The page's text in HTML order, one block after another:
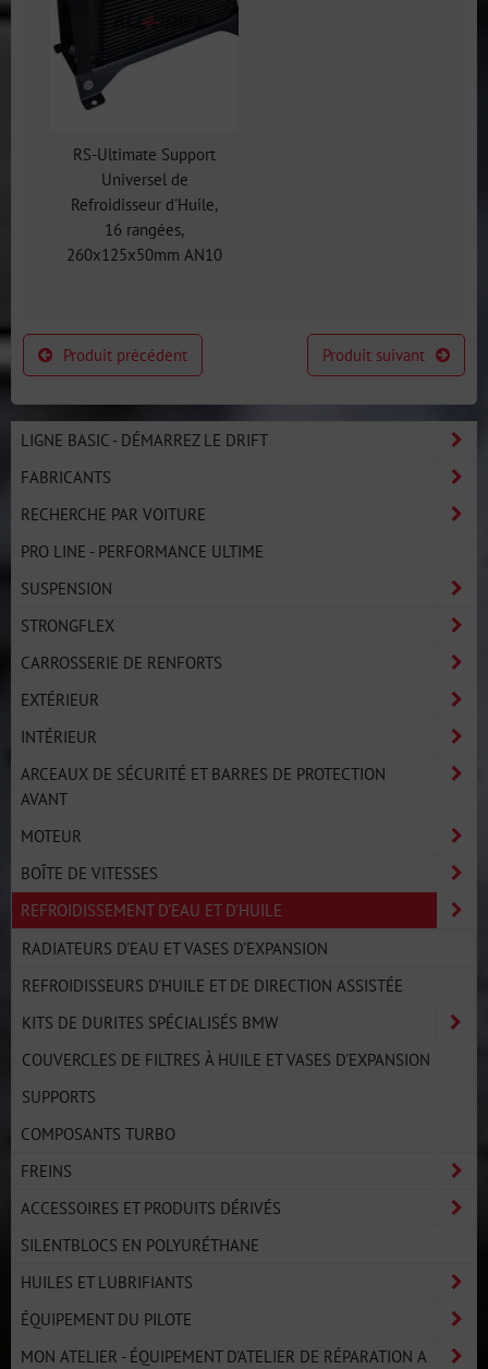
RS-Ultimate Support
Universel de
Refroidisseur d'Huile,
16 rangées,
260x125x50mm AN10
Produit précédent Produit suivant
LIGNE BASIC - DÉMARREZ LE DRIFT
FABRICANTS
RECHERCHE PAR VOITURE
PRO LINE - PERFORMANCE ULTIME
SUSPENSION
STRONGFLEX
CARROSSERIE DE RENFORTS
EXTÉRIEUR
INTÉRIEUR
ARCEAUX DE SÉCURITÉ ET BARRES DE PROTECTION
AVANT
MOTEUR
BOÎTE DE VITESSES
REFROIDISSEMENT D'EAU ET D'HUILE
RADIATEURS D'EAU ET VASES D'EXPANSION
REFROIDISSEURS D'HUILE ET DE DIRECTION ASSISTÉE
KITS DE DURITES SPÉCIALISÉS BMW
COUVERCLES DE FILTRES À HUILE ET VASES D'EXPANSION
SUPPORTS
COMPOSANTS TURBO
FREINS
ACCESSOIRES ET PRODUITS DÉRIVÉS
SILENTBLOCS EN POLYURÉTHANE
HUILES ET LUBRIFIANTS
ÉQUIPEMENT DU PILOTE
MON ATELIER - ÉQUIPEMENT D'ATELIER DE RÉPARATION A